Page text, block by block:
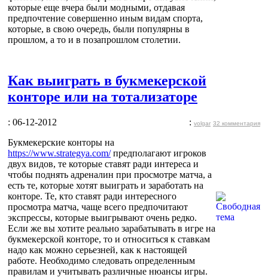
которые еще вчера были модными, отдавая
предпочтение совершенно иным видам спорта,
которые, в свою очередь, были популярны в
прошлом, а то и в позапрошлом столетии.
Как выиграть в букмекерской
конторе или на тотализаторе
: 06-12-2012 : volgar 32 комментария
Букмекерские конторы на
https://www.strategya.com/предполагают игроков
двух видов, те которые ставят ради интереса и
чтобы поднять адреналин при просмотре матча, а
есть те, которые хотят выиграть и заработать на
конторе. Те, кто ставят ради интересного
просмотра матча, чаще всего предпочитают
экспрессы, которые выигрывают очень редко.
Если же вы хотите реально зарабатывать в игре на
букмекерской конторе, то и относиться к ставкам
надо как можно серьезней, как к настоящей
работе. Необходимо следовать определенным
правилам и учитывать различные нюансы игры.